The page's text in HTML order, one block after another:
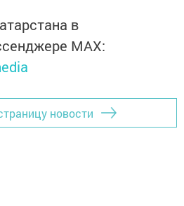
в
MАХ:
новости